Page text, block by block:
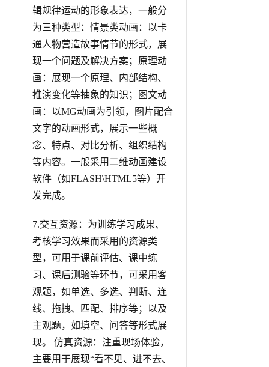
辑规律运动的形象表达，一般分
为三种类型：情景类动画：以卡
通人物营造故事情节的形式，展
现一个问题及解决方案；原理动
画：展现一个原理、内部结构、
推演变化等抽象的知识；图文动
画：以MG动画为引领，图片配合
文字的动画形式，展示一些概
念、特点、对比分析、组织结构
等内容。一般采用二维动画建设
软件（如FLASH\HTML5等）开
发完成。
7.交互资源：为训练学习成果、
考核学习效果而采用的资源类
型，可用于课前评估、课中练
习、课后测验等环节，可采用客
观题，如单选、多选、判断、连
线、拖拽、匹配、排序等；以及
主观题，如填空、问答等形式展
现。 仿真资源：注重现场体验，
主要用于展现“看不见、进不去、